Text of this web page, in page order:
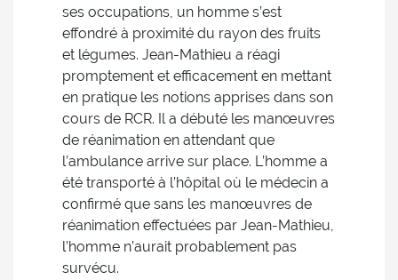
ses occupations, un homme s’est
effondré à proximité du rayon des fruits
et légumes. Jean-Mathieu a réagi
promptement et efficacement en mettant
en pratique les notions apprises dans son
cours de RCR. Il a débuté les manœuvres
de réanimation en attendant que
l’ambulance arrive sur place. L’homme a
été transporté à l’hôpital où le médecin a
confirmé que sans les manœuvres de
réanimation effectuées par Jean-Mathieu,
l’homme n’aurait probablement pas
survécu.